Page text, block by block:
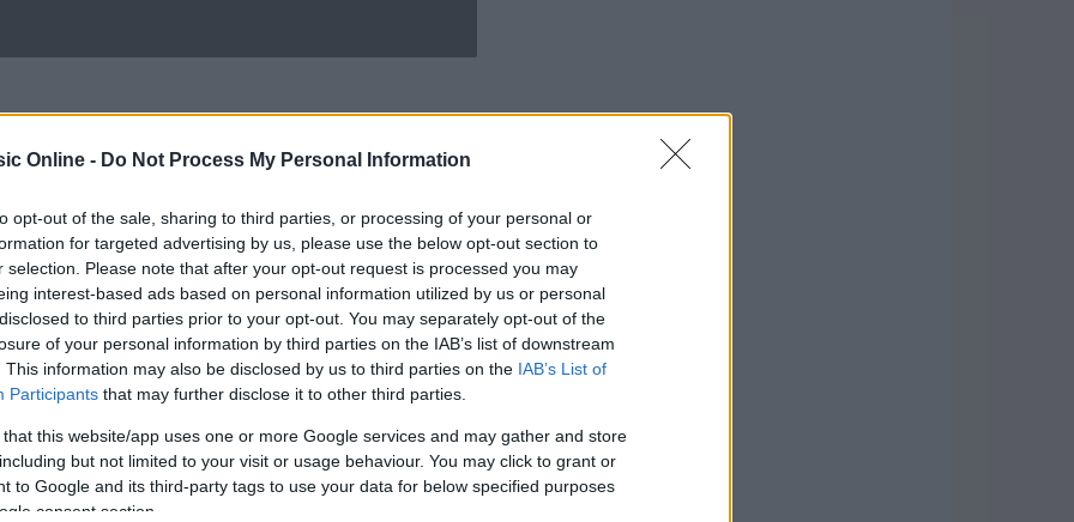
Online - Do Not Process My Personal Information
opt-out of the sale, sharing to third parties, or processing of your personal or
for targeted advertising by us, please use the below opt-out section to
selection. Please note that after your opt-out request is processed you may
interest-based ads based on personal information utilized by us or personal
to third parties prior to your opt-out. You may separately opt-out of the
of your personal information by third parties on the IAB’s list of downstream
This information may also be disclosed by us to third parties on the IAB’s List of
Participants that may further disclose it to other third parties.
that this website/app uses one or more Google services and may gather and store
but not limited to your visit or usage behaviour. You may click to grant or
to Google and its third-party tags to use your data for below specified purposes
consent section.
POWERED BY AdhubMedia